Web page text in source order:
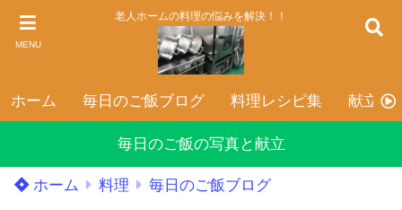
MENU
老人ホームの料理の悩みを解決！！
ホーム 毎日のご飯ブログ 料理レシピ集 献立表
毎日のご飯の写真と献立
ホーム 料理 毎日のご飯ブログ